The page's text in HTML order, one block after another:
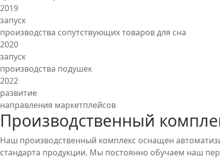
2019
запуск
производства сопутствующих товаров для сна
2020
запуск
производства подушек
2022
развитие
направления маркетплейсов
Производственный
Наш производственный комплекс оснащен
стандарта продукции. Мы постоянно обучаем наш